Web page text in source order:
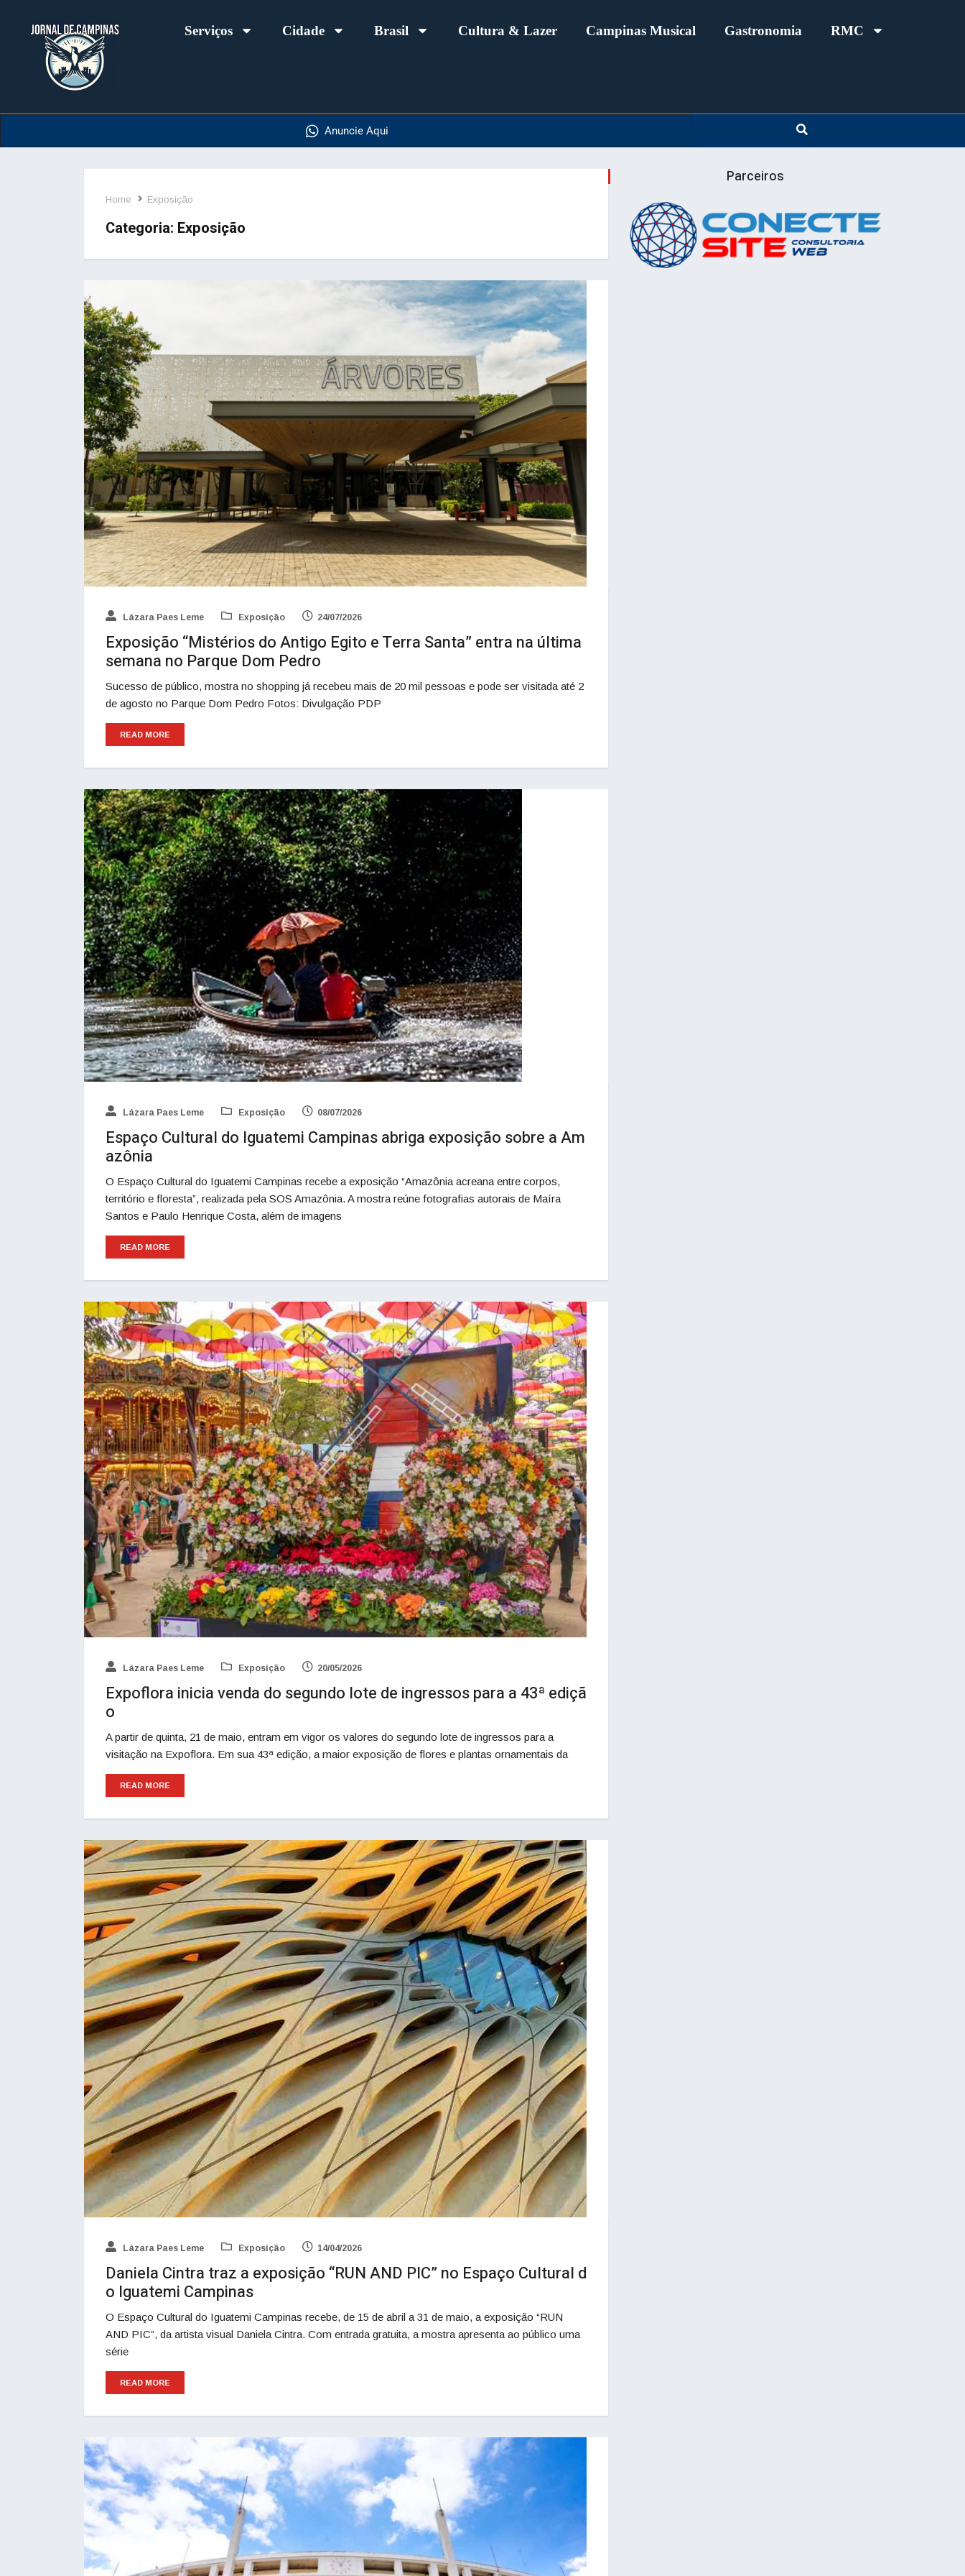
Serviços Cidade Brasil Cultura & Lazer Campinas Musical Gastronomia RMC
Anuncie Aqui
Home Exposição
Categoria: Exposição
Lázara Paes Leme Exposição 24/07/2026
Exposição “Mistérios do Antigo Egito e Terra Santa” entra na última
semana no Parque Dom Pedro
Sucesso de público, mostra no shopping já recebeu mais de 20 mil pessoas e pode ser visitada até 2
de agosto no Parque Dom Pedro Fotos: Divulgação PDP
READ MORE
Lázara Paes Leme Exposição 08/07/2026
Espaço Cultural do Iguatemi Campinas abriga exposição sobre a Am
azônia
O Espaço Cultural do Iguatemi Campinas recebe a exposição “Amazônia acreana entre corpos,
território e floresta”, realizada pela SOS Amazônia. A mostra reúne fotografias autorais de Maíra
Santos e Paulo Henrique Costa, além de imagens
READ MORE
Lázara Paes Leme Exposição 20/05/2026
Expoflora inicia venda do segundo lote de ingressos para a 43ª ediçã
o
A partir de quinta, 21 de maio, entram em vigor os valores do segundo lote de ingressos para a
visitação na Expoflora. Em sua 43ª edição, a maior exposição de flores e plantas ornamentais da
READ MORE
Lázara Paes Leme Exposição 14/04/2026
Daniela Cintra traz a exposição “RUN AND PIC” no Espaço Cultural d
o Iguatemi Campinas
O Espaço Cultural do Iguatemi Campinas recebe, de 15 de abril a 31 de maio, a exposição “RUN
AND PIC”, da artista visual Daniela Cintra. Com entrada gratuita, a mostra apresenta ao público uma
série
READ MORE
Parceiros